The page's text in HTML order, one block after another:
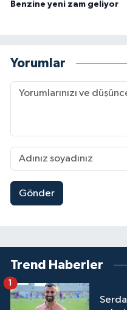
Benzine yeni zam geliyor
Yorumlar
Gönder
Trend Haberler
1